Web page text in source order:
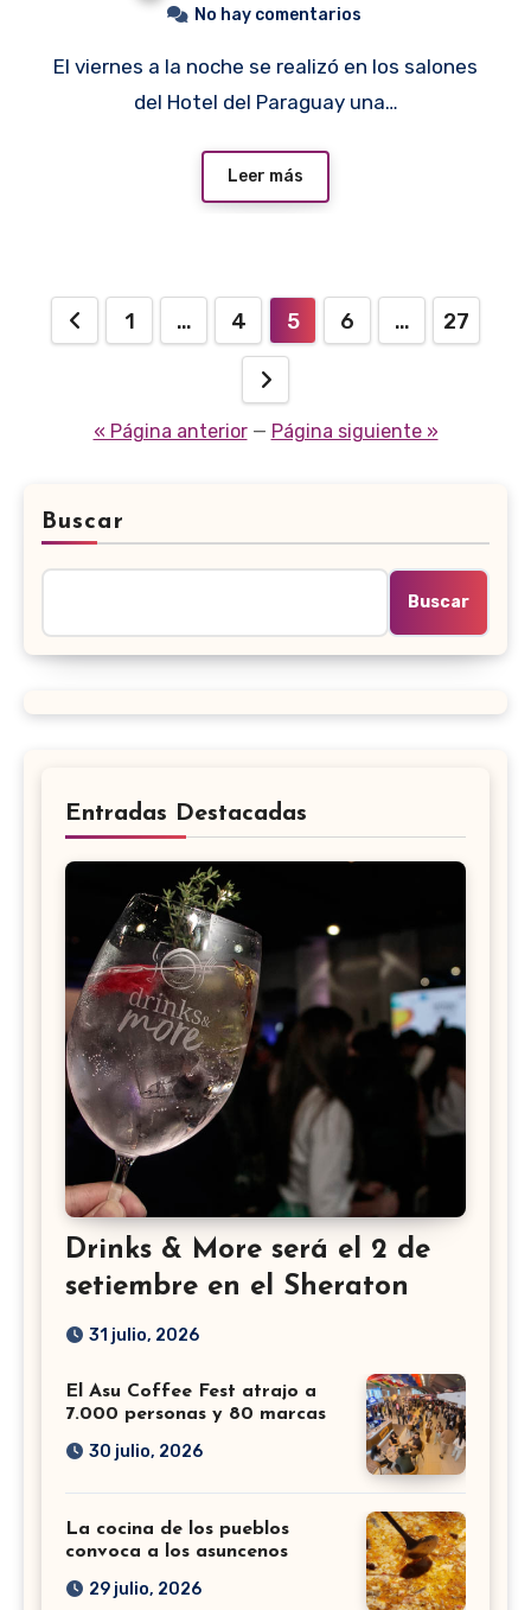
No hay comentarios
El viernes a la noche se realizó en los salones
del Hotel del Paraguay una…
Leer más
Paginación
entradas
1 … 4 5 6 … 27
« Página anterior— Página siguiente »
Buscar
Buscar
Entradas Destacadas
Drinks & More será el 2 de
setiembre en el Sheraton
31 julio, 2026
El Asu Coffee Fest atrajo a
7.000 personas y 80 marcas
30 julio, 2026
La cocina de los pueblos
convoca a los asuncenos
29 julio, 2026